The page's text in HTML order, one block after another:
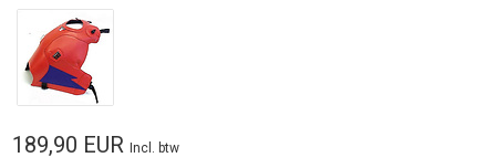
189,90 EUR Incl. btw